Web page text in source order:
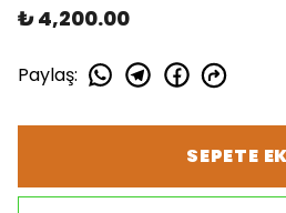
₺ 4,200.00
Paylaş:
SEPETE